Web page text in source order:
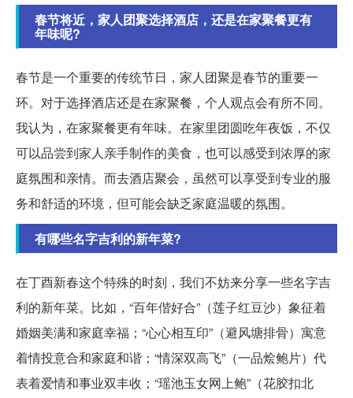
春节将近，家人团聚选择酒店，还是在家聚餐更有
年味呢?
春节是一个重要的传统节日，家人团聚是春节的重要一
环。对于选择酒店还是在家聚餐，个人观点会有所不同。
我认为，在家聚餐更有年味。在家里团圆吃年夜饭，不仅
可以品尝到家人亲手制作的美食，也可以感受到浓厚的家
庭氛围和亲情。而去酒店聚会，虽然可以享受到专业的服
务和舒适的环境，但可能会缺乏家庭温暖的氛围。
有哪些名字吉利的新年菜?
在丁酉新春这个特殊的时刻，我们不妨来分享一些名字吉
利的新年菜。比如，“百年偕好合”（莲子红豆沙）象征着
婚姻美满和家庭幸福；“心心相互印”（避风塘排骨）寓意
着情投意合和家庭和谐；“情深双高飞”（一品烩鲍片）代
表着爱情和事业双丰收；“瑶池玉女网上鲍”（花胶扣北